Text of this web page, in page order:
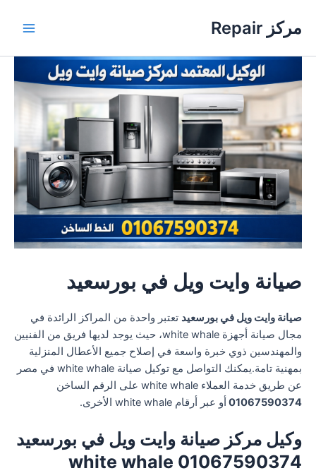
المحتوى
مركز Repair
صيانة وايت ويل في بورسعيد
صيانة وايت ويل في بورسعيد تعتبر واحدة من المراكز الرائدة في
مجال صيانة أجهزة white whale، حيث يوجد لديها فريق من الفنيين
والمهندسين ذوي خبرة واسعة في إصلاح جميع الأعطال المنزلية
بمهنية تامة.يمكنك التواصل مع توكيل صيانة white whale في مصر
عن طريق خدمة العملاء white whale على الرقم الساخن
01067590374 أو عبر أرقام white whale الأخرى.
وكيل مركز صيانة وايت ويل في بورسعيد
01067590374 white whale